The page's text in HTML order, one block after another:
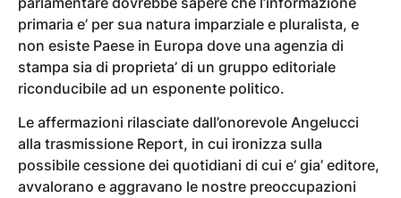
primaria e’ per sua natura imparziale e pluralista, e
non esiste Paese in Europa dove una agenzia di
stampa sia di proprieta’ di un gruppo editoriale
riconducibile ad un esponente politico.
Le affermazioni rilasciate dall’onorevole Angelucci
alla trasmissione Report, in cui ironizza sulla
possibile cessione dei quotidiani di cui e’ gia’ editore,
avvalorano e aggravano le nostre preoccupazioni